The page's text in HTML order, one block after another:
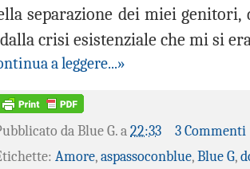
separazione dei miei
crisi esistenziale che mi si
a leggere...»
da Blue G. a 22:33
3 Commenti
Amore, aspassoconblue, Blue G,